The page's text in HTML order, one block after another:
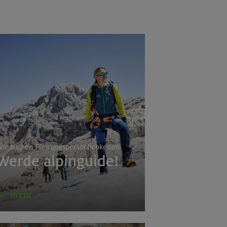
suchen Führungspersönlichkeiten
alpinguide!
mehr